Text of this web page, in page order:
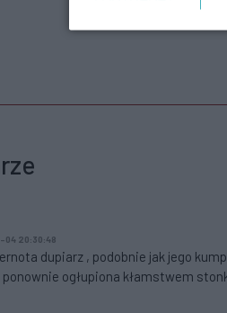
04 20:30:48
dupiarz , podobnie jak jego
ponownie ogłupiona kłamstwem